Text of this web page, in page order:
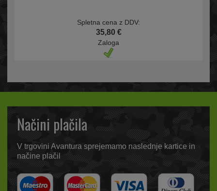
Spletna cena z DDV:
35,80 €
Zaloga
Načini plačila
V trgovini Avantura sprejemamo naslednje kartice in
načine plačil